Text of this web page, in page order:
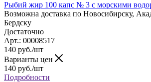
Рыбий жир 100 капс № 3 с морскими
Возможна доставка по Новосибирску,
Бердску
Достаточно
Арт.: 00008517
140 руб./шт
Варианты цен
140 руб./шт
Подробности